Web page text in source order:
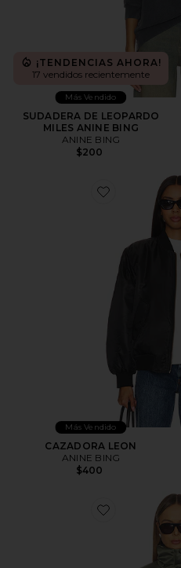
¡TENDENCIAS AHORA!
17 vendidos recientemente
Más Vendido
SUDADERA DE LEOPARDO
MILES ANINE BING
ANINE BING
$200
Favorite
Más Vendido
CAZADORA LEON
ANINE BING
$400
Favorite